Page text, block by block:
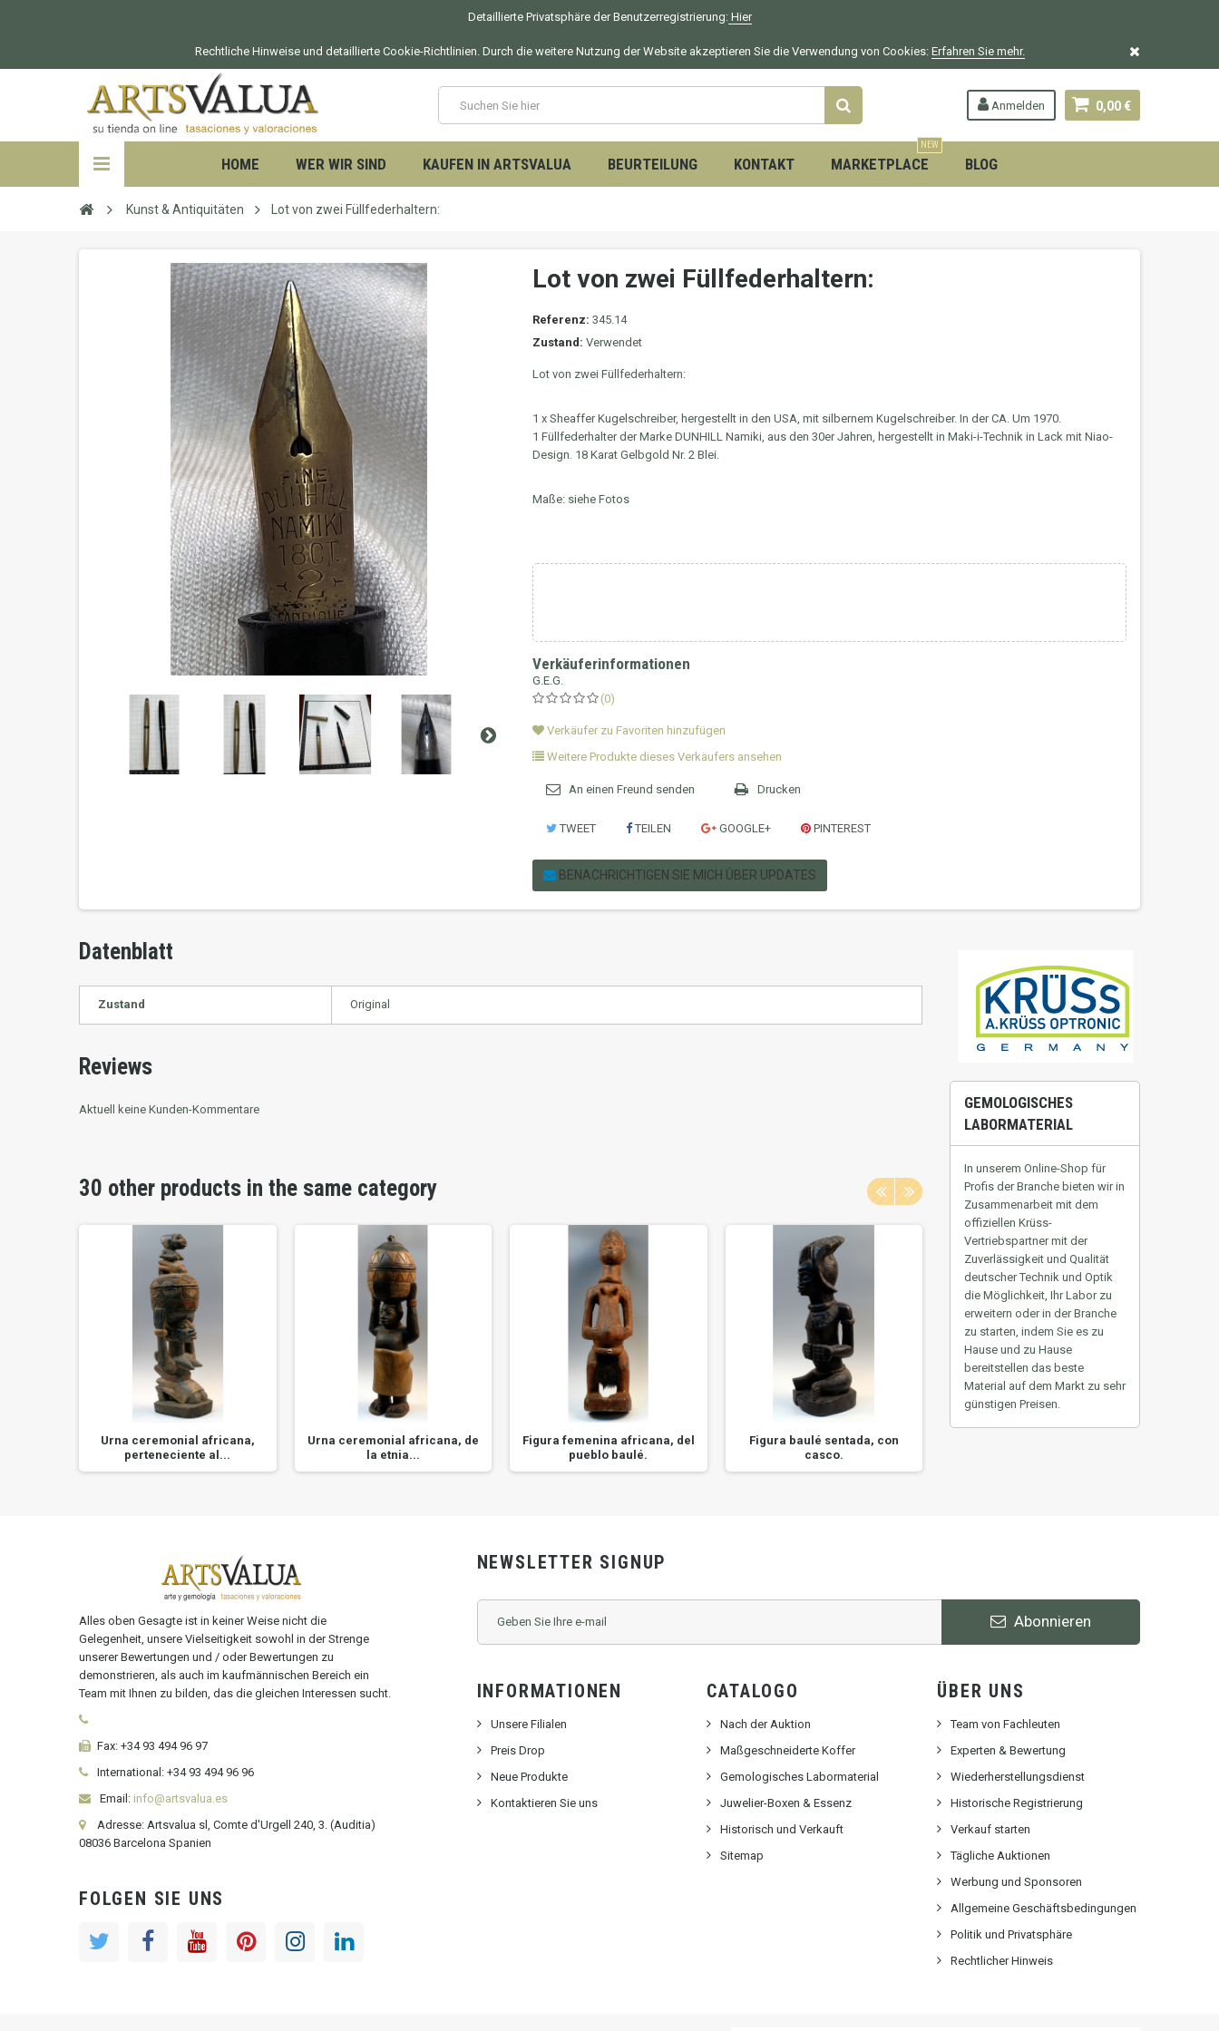
Detaillierte Privatsphäre der Benutzerregistrierung:Hier
Rechtliche Hinweise und detaillierte Cookie-Richtlinien. Durch die weitere Nutzung der Website akzeptieren Sie die Verwendung von Cookies: Erfahren Sie mehr.
0,00 €
Anmelden
HOME WER WIR SIND KAUFEN IN ARTSVALUA BEURTEILUNG KONTAKT MARKETPLACE
NEW
BLOG
Kunst & Antiquitäten Lot von zwei Füllfederhaltern:
Lot von zwei Füllfederhaltern:
Referenz: 345.14
Zustand: Verwendet
Lot von zwei Füllfederhaltern:
1 x Sheaffer Kugelschreiber, hergestellt in den USA, mit silbernem Kugelschreiber. In der CA. Um 1970.
1 Füllfederhalter der Marke DUNHILL Namiki, aus den 30er Jahren, hergestellt in Maki-i-Technik in Lack mit Niao-
Design. 18 Karat Gelbgold Nr. 2 Blei.
Maße: siehe Fotos
Verkäuferinformationen
G.E.G.
(0)
Verkäufer zu Favoriten hinzufügen
Weitere Produkte dieses Verkäufers ansehen
An einen Freund senden Drucken
TWEET TEILEN GOOGLE+ PINTEREST
BENACHRICHTIGEN SIE MICH ÜBER UPDATES
Datenblatt
Zustand Original
Reviews
Aktuell keine Kunden-Kommentare
30 other products in the same category
Urna ceremonial africana,
perteneciente al...
Urna ceremonial africana, de
la etnia...
Figura femenina africana, del
pueblo baulé.
Figura baulé sentada, con
casco.
GEMOLOGISCHES
LABORMATERIAL
In unserem Online-Shop für
Profis der Branche bieten wir in
Zusammenarbeit mit dem
offiziellen Krüss-
Vertriebspartner mit der
Zuverlässigkeit und Qualität
deutscher Technik und Optik
die Möglichkeit, Ihr Labor zu
erweitern oder in der Branche
zu starten, indem Sie es zu
Hause und zu Hause
bereitstellen das beste
Material auf dem Markt zu sehr
günstigen Preisen.
Alles oben Gesagte ist in keiner Weise nicht die
Gelegenheit, unsere Vielseitigkeit sowohl in der Strenge
unserer Bewertungen und / oder Bewertungen zu
demonstrieren, als auch im kaufmännischen Bereich ein
Team mit Ihnen zu bilden, das die gleichen Interessen sucht.
Fax: +34 93 494 96 97
International: +34 93 494 96 96
Email: info@artsvalua.es
Adresse: Artsvalua sl, Comte d'Urgell 240, 3. (Auditia)
08036 Barcelona Spanien
FOLGEN SIE UNS
NEWSLETTER SIGNUP
Abonnieren
INFORMATIONEN
Unsere Filialen
Preis Drop
Neue Produkte
Kontaktieren Sie uns
CATALOGO
Nach der Auktion
Maßgeschneiderte Koffer
Gemologisches Labormaterial
Juwelier-Boxen & Essenz
Historisch und Verkauft
Sitemap
ÜBER UNS
Team von Fachleuten
Experten & Bewertung
Wiederherstellungsdienst
Historische Registrierung
Verkauf starten
Tägliche Auktionen
Werbung und Sponsoren
Allgemeine Geschäftsbedingungen
Politik und Privatsphäre
Rechtlicher Hinweis